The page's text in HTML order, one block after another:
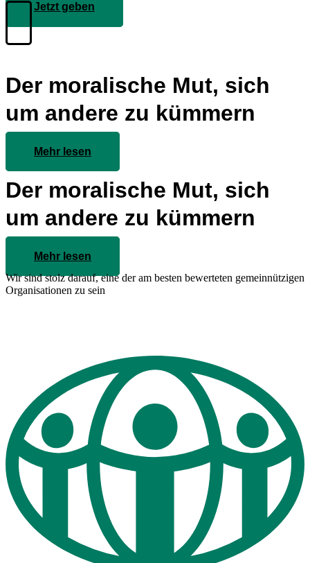
Jetzt geben
Der moralische Mut, sich
um andere zu kümmern
Mehr lesen
Der moralische Mut, sich
um andere zu kümmern
Mehr lesen
Wir sind stolz darauf, eine der am besten bewerteten gemeinnützigen
Organisationen zu sein